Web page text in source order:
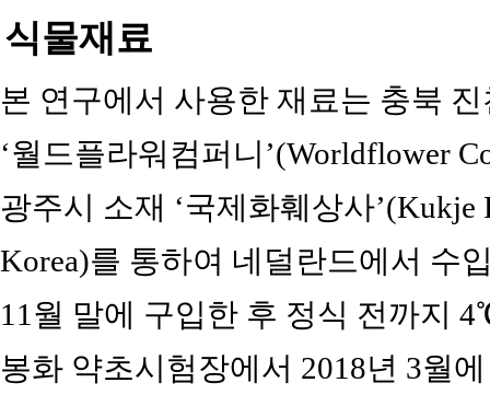
식물재료
본 연구에서 사용한 재료는 충북
‘월드플라워컴퍼니’(Worldflower
광주시 소재 ‘국제화훼상사’(Kukje
Korea)를 통하여 네덜란드에서 수
11월 말에 구입한 후 정식 전까지
봉화 약초시험장에서 2018년 3월